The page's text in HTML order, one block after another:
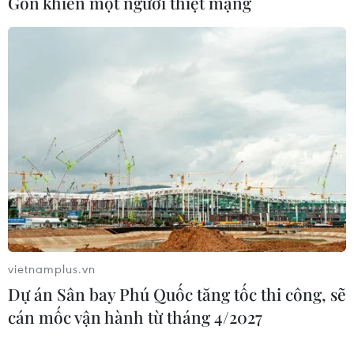
Lựa chọn 110 sản phẩm công nghiệp nông
vietnamplus.vn
Dự án Sân bay Phú Quốc tăng tốc thi công, sẽ
cán mốc vận hành từ tháng 4/2027